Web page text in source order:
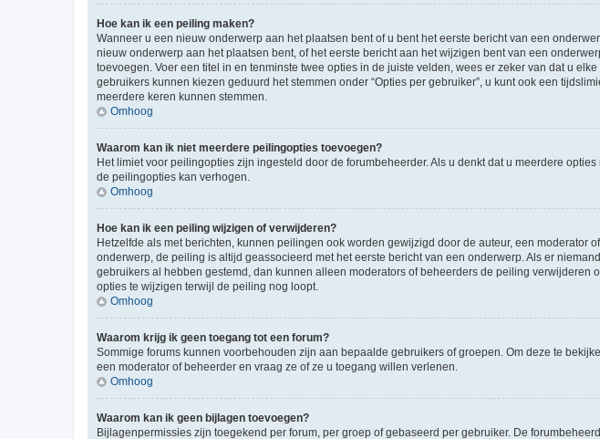
Hoe kan ik een peiling maken?
Wanneer u een nieuw onderwerp aan het plaatsen bent of u bent het eerste bericht van een
nieuw onderwerp aan het plaatsen bent, of het eerste bericht aan het wijzigen bent van een
toevoegen. Voer een titel in en tenminste twee opties in de juiste velden, wees er zeker van dat u
gebruikers kunnen kiezen geduurd het stemmen onder “Opties per gebruiker”, u kunt ook een
meerdere keren kunnen stemmen.
Omhoog
Waarom kan ik niet meerdere peilingopties toevoegen?
Het limiet voor peilingopties zijn ingesteld door de forumbeheerder. Als u denkt dat u meerdere
de peilingopties kan verhogen.
Omhoog
Hoe kan ik een peiling wijzigen of verwijderen?
Hetzelfde als met berichten, kunnen peilingen ook worden gewijzigd door de auteur, een
onderwerp, de peiling is altijd geassocieerd met het eerste bericht van een onderwerp. Als er
gebruikers al hebben gestemd, dan kunnen alleen moderators of beheerders de peiling
opties te wijzigen terwijl de peiling nog loopt.
Omhoog
Waarom krijg ik geen toegang tot een forum?
Sommige forums kunnen voorbehouden zijn aan bepaalde gebruikers of groepen. Om deze te
een moderator of beheerder en vraag ze of ze u toegang willen verlenen.
Omhoog
Waarom kan ik geen bijlagen toevoegen?
Bijlagenpermissies zijn toegekend per forum, per groep of gebaseerd per gebruiker. De